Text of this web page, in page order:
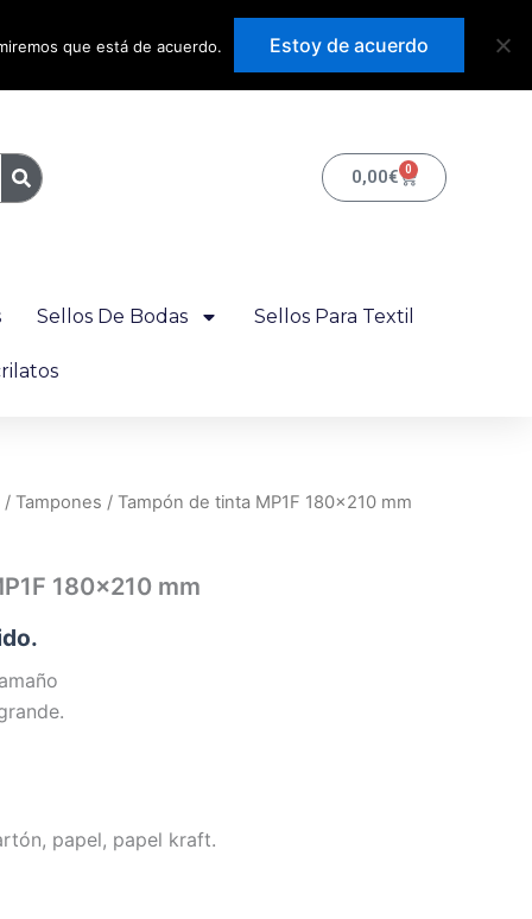
incluido
0,00€ 0
Carrito
Sellos De Bodas Sellos Para Textil
/ Tampones / Tampón de tinta MP1F 180×210 mm
180×210 mm
papel, papel kraft.
que está de acuerdo. Estoy de acuerdo